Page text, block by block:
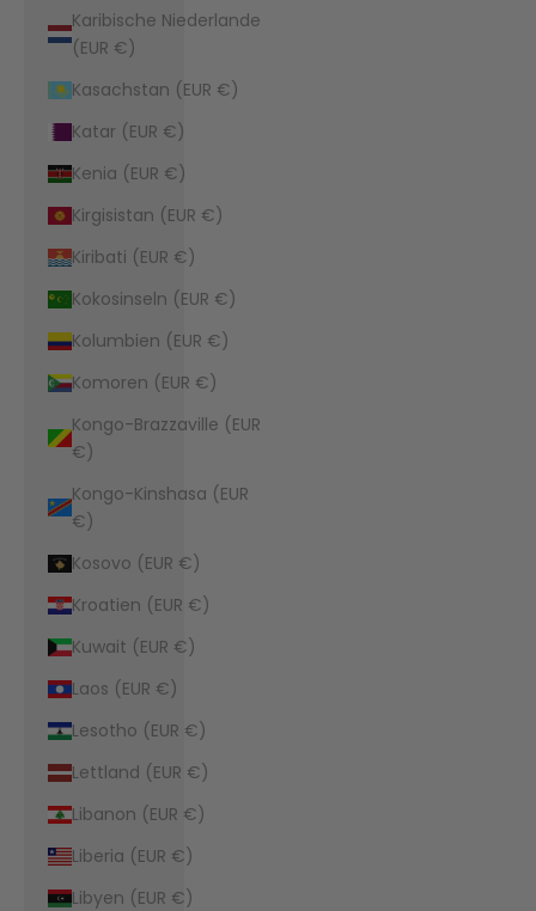
Karibische Niederlande
(EUR €)
Kasachstan (EUR €)
Katar (EUR €)
Kenia (EUR €)
Kirgisistan (EUR €)
Kiribati (EUR €)
Kokosinseln (EUR €)
Kolumbien (EUR €)
Komoren (EUR €)
Kongo-Brazzaville (EUR
€)
Kongo-Kinshasa (EUR
€)
Kosovo (EUR €)
Kroatien (EUR €)
Kuwait (EUR €)
Laos (EUR €)
Lesotho (EUR €)
Lettland (EUR €)
Libanon (EUR €)
Liberia (EUR €)
Libyen (EUR €)